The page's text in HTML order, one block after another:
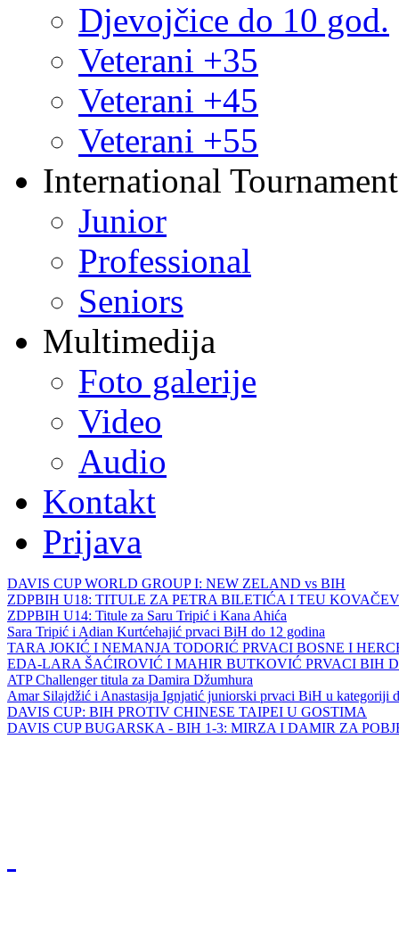
Djevojčice do 10 god.
Veterani +35
Veterani +45
Veterani +55
International
Junior
Professional
Seniors
Multimedija
Foto galerije
Video
Audio
Kontakt
Prijava
DAVIS CUP WORLD GROUP I: NEW ZELAND vs BIH
ZDPBIH U18: TITULE ZA PETRA BILETIĆA I TEU
ZDPBIH U14: Titule za Saru Tripić i Kana Ahića
Sara Tripić i Adian Kurtćehajić prvaci BiH do 12 godina
TARA JOKIĆ I NEMANJA TODORIĆ PRVACI BOSNE I
EDA-LARA ŠAĆIROVIĆ I MAHIR BUTKOVIĆ PRVACI BIH
ATP Challenger titula za Damira Džumhura
Amar Silajdžić i Anastasija Ignjatić juniorski prvaci BiH u kategoriji
DAVIS CUP: BIH PROTIV CHINESE TAIPEI U GOSTIMA
DAVIS CUP BUGARSKA - BIH 1-3: MIRZA I DAMIR ZA